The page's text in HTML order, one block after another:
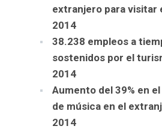
extranjero para visitar
2014
38.238 empleos a
sostenidos por el
2014
Aumento del 39% en
de música en el
2014